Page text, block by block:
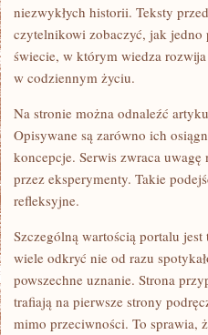
niezwykłych historii. Teksty
czytelnikowi zobaczyć, jak
świecie, w którym wiedza
w codziennym życiu.
Na stronie można odnaleźć
Opisywane są zarówno ich
koncepcje. Serwis zwraca
przez eksperymenty. Takie
refleksyjne.
Szczególną wartością portalu
wiele odkryć nie od razu
powszechne uznanie. Strona
trafiają na pierwsze strony
mimo przeciwności. To sprawia,